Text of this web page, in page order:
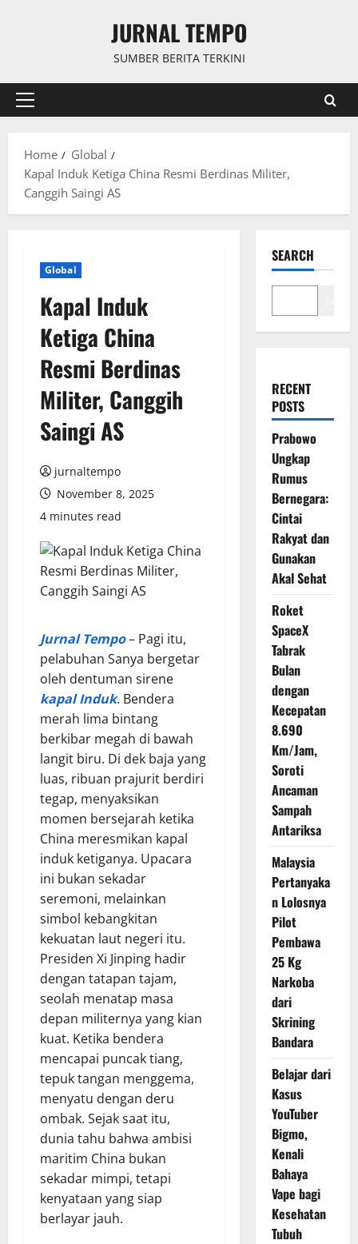
JURNAL TEMPO
SUMBER BERITA TERKINI
Primary
Home
Global
Kapal Induk Ketiga China Resmi Berdinas Militer,
Canggih Saingi AS
Global
Kapal Induk
Ketiga China
Resmi Berdinas
Militer, Canggih
Saingi AS
jurnaltempo
November 8, 2025
4 minutes read
Jurnal Tempo– Pagi itu,
pelabuhan Sanya bergetar
oleh dentuman sirene
kapal Induk. Bendera
merah lima bintang
berkibar megah di bawah
langit biru. Di dek baja yang
luas, ribuan prajurit berdiri
tegap, menyaksikan
momen bersejarah ketika
China meresmikan kapal
induk ketiganya. Upacara
ini bukan sekadar
seremoni, melainkan
simbol kebangkitan
kekuatan laut negeri itu.
Presiden Xi Jinping hadir
dengan tatapan tajam,
seolah menatap masa
depan militernya yang kian
kuat. Ketika bendera
mencapai puncak tiang,
tepuk tangan menggema,
menyatu dengan deru
ombak. Sejak saat itu,
dunia tahu bahwa ambisi
maritim China bukan
sekadar mimpi, tetapi
kenyataan yang siap
berlayar jauh.
SEARCH
RECENT
POSTS
Prabowo
Ungkap
Rumus
Bernegara:
Cintai
Rakyat dan
Gunakan
Akal Sehat
Roket
SpaceX
Tabrak
Bulan
dengan
Kecepatan
8.690
Km/Jam,
Soroti
Ancaman
Sampah
Antariksa
Malaysia
Pertanyaka
n Lolosnya
Pilot
Pembawa
25 Kg
Narkoba
dari
Skrining
Bandara
Belajar dari
Kasus
YouTuber
Bigmo,
Kenali
Bahaya
Vape bagi
Kesehatan
Tubuh